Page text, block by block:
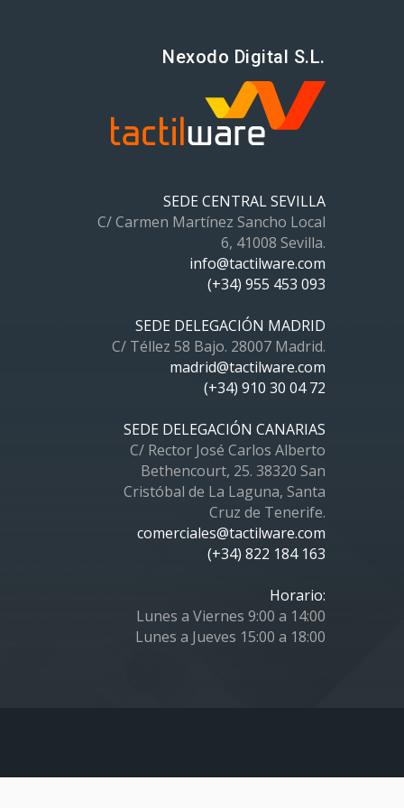
Nexodo Digital S.L.
SEDE CENTRAL SEVILLA
C/ Carmen Martínez Sancho Local
6, 41008 Sevilla.
info@tactilware.com
(+34) 955 453 093
SEDE DELEGACIÓN MADRID
C/ Téllez 58 Bajo. 28007 Madrid.
madrid@tactilware.com
(+34) 910 30 04 72
SEDE DELEGACIÓN CANARIAS
C/ Rector José Carlos Alberto
Bethencourt, 25. 38320 San
Cristóbal de La Laguna, Santa
Cruz de Tenerife.
comerciales@tactilware.com
(+34) 822 184 163
Horario:
Lunes a Viernes 9:00 a 14:00
Lunes a Jueves 15:00 a 18:00